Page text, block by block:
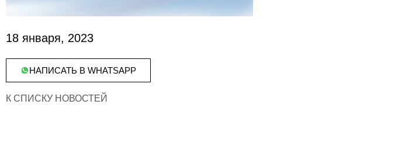
18 января, 2023
НАПИСАТЬ В WHATSAPP
К СПИСКУ НОВОСТЕЙ